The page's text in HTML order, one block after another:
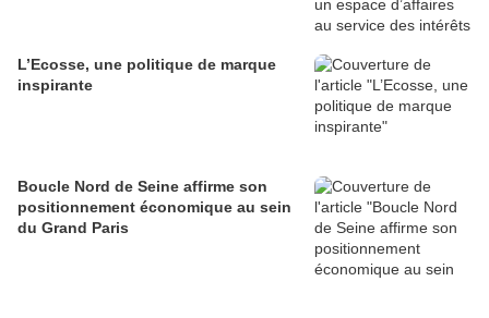
L’Ecosse, une politique de marque
inspirante
Boucle Nord de Seine affirme son
positionnement économique au sein
du Grand Paris